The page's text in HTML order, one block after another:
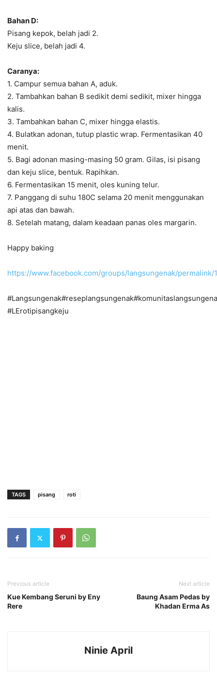
Bahan D:
Pisang kepok, belah jadi 2.
Keju slice, belah jadi 4.
Caranya:
1. Campur semua bahan A, aduk.
2. Tambahkan bahan B sedikit demi sedikit, mixer hingga
kalis.
3. Tambahkan bahan C, mixer hingga elastis.
4. Bulatkan adonan, tutup plastic wrap. Fermentasikan 40
menit.
5. Bagi adonan masing-masing 50 gram. Gilas, isi pisang
dan keju slice, bentuk. Rapihkan.
6. Fermentasikan 15 menit, oles kuning telur.
7. Panggang di suhu 180C selama 20 menit menggunakan
api atas dan bawah.
8. Setelah matang, dalam keadaan panas oles margarin.
Happy baking
https://www.facebook.com/groups/langsungenak/permalink/
#LErotipisangkeju
TAGS pisang roti
Previous article
Kue Kembang Seruni by Eny
Rere
Next article
Baung Asam Pedas by
Khadan Erma As
Ninie April